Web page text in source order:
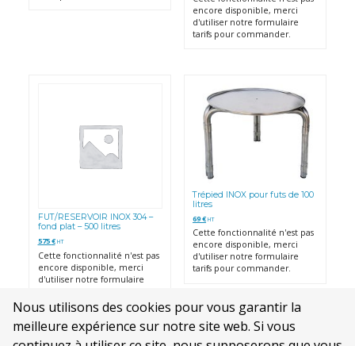
Nous utilisons des cookies pour vous garantir la
meilleure expérience sur notre site web. Si vous
encore disponible, merci
d'utiliser notre formulaire
tarifs pour commander.
FUT/RESERVOIR INOX 304 –
fond plat – 500 litres
575€ HT
Cette fonctionnalité n'est pas
encore disponible, merci
d'utiliser notre formulaire
Trépied INOX pour futs de 100
litres
69€ HT
Cette fonctionnalité n'est pas
encore disponible, merci
d'utiliser notre formulaire
tarifs pour commander.